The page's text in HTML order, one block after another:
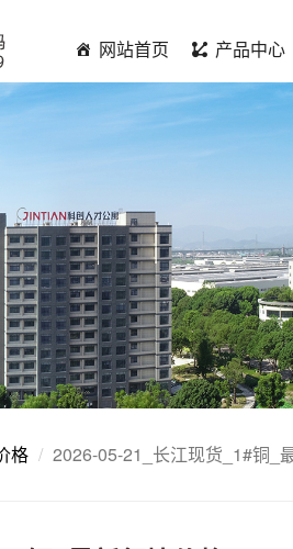
网站首页 产品中心
格 2026-05-21_长江现货_1#铜_